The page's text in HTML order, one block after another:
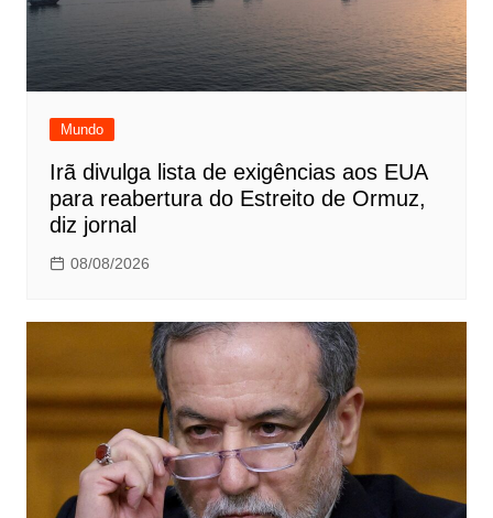
Mundo
Irã divulga lista de exigências aos EUA
para reabertura do Estreito de Ormuz,
diz jornal
08/08/2026